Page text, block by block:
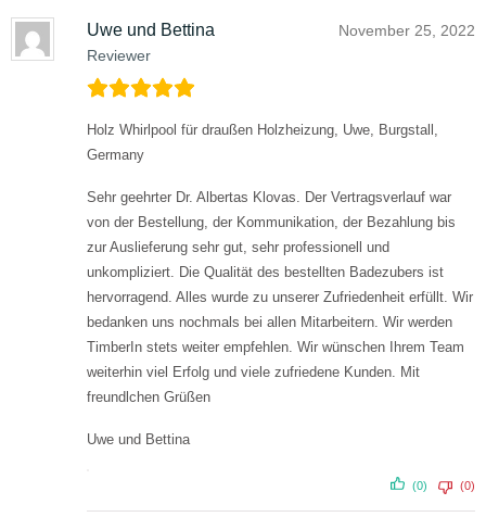
Uwe und Bettina
Reviewer
November 25, 2022
Holz Whirlpool für draußen Holzheizung, Uwe, Burgstall,
Germany
Sehr geehrter Dr. Albertas Klovas.
Der Vertragsverlauf war
von der Bestellung, der Kommunikation, der Bezahlung bis
zur Auslieferung sehr gut, sehr professionell und
unkompliziert.
Die Qualität des bestellten Badezubers ist
hervorragend. Alles wurde zu unserer Zufriedenheit erfüllt. Wir
bedanken uns nochmals bei allen Mitarbeitern. Wir werden
TimberIn stets weiter empfehlen. Wir wünschen Ihrem Team
weiterhin viel Erfolg und viele zufriedene Kunden.
Mit
freundlchen Grüßen
Uwe und Bettina
(0) (0)